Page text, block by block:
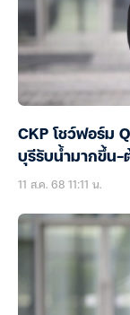
CKP โชว์ฟอร์ม
บุรีรับน้ำมากขึ้น-
11 ส.ค. 68 11:11 น.